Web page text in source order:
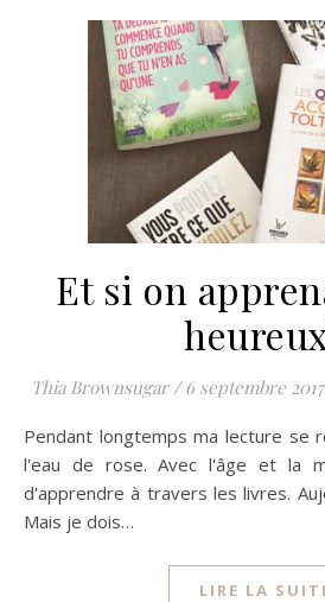
Et si on
Thia Brownsugar / 6 septembre 2017
Pendant longtemps ma lecture se résumait aux romans à
l'eau de rose. Avec l'âge et la
d'apprendre à travers les livres.
Mais je dois…
LIRE LA